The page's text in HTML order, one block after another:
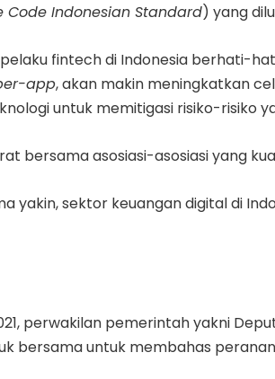
Code Indonesian Standard) yang
fintech di Indonesia berhati-
app, akan makin meningkatkan
untuk memitigasi risiko-risiko
bersama asosiasi-asosiasi yang
yakin, sektor keuangan digital di
perwakilan pemerintah yakni
bersama untuk membahas